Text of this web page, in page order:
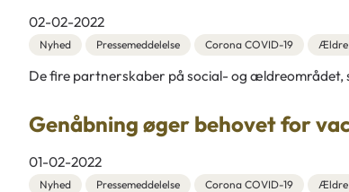
02-02-2022
Nyhed Pressemeddelelse Corona COVID-19 Ældre
De fire partnerskaber på social- og
Genåbning øger behovet for
01-02-2022
Nyhed Pressemeddelelse Corona COVID-19 Ældre